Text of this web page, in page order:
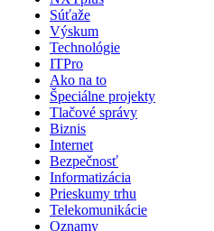
Súťaže
Výskum
Technológie
ITPro
Ako na to
Špeciálne projekty
Tlačové správy
Biznis
Internet
Bezpečnosť
Informatizácia
Prieskumy trhu
Telekomunikácie
Oznamy